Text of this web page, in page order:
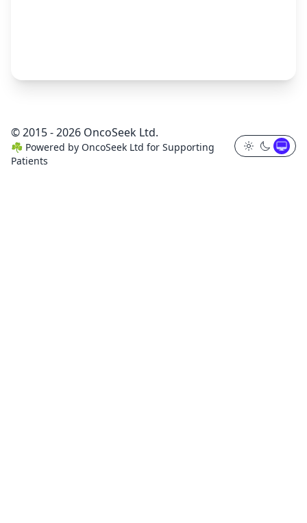
© 2015 - 2026 OncoSeek Ltd.
☘️ Powered by OncoSeek Ltd for Supporting
Patients